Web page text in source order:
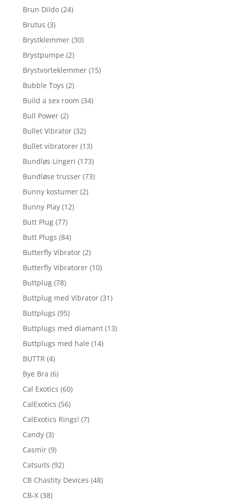
Brun Dildo (24)
Brutus (3)
Brystklemmer (30)
Brystpumpe (2)
Brystvorteklemmer (15)
Bubble Toys (2)
Build a sex room (34)
Bull Power (2)
Bullet Vibrator (32)
Bullet vibratorer (13)
Bundløs Lingeri (173)
Bundløse trusser (73)
Bunny kostumer (2)
Bunny Play (12)
Butt Plug (77)
Butt Plugs (84)
Butterfly Vibrator (2)
Butterfly Vibratorer (10)
Buttplug (78)
Buttplug med Vibrator (31)
Buttplugs (95)
Buttplugs med diamant (13)
Buttplugs med hale (14)
BUTTR (4)
Bye Bra (6)
Cal Exotics (60)
CalExotics (56)
CalExotics Rings! (7)
Candy (3)
Casmir (9)
Catsuits (92)
CB Chastity Devices (48)
CB-X (38)